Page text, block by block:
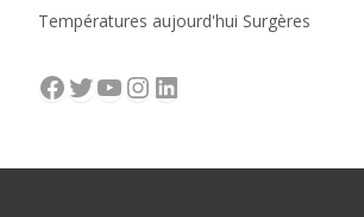
Températures aujourd'hui Surgères
Facebook
Twitter
YouTube
Instagram
LinkedIn